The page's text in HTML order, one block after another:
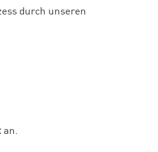
durch unseren
an.